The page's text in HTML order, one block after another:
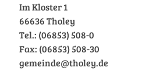
Im Kloster 1
66636 Tholey
Tel.: (06853) 508-0
Fax: (06853) 508-30
gemeinde@tholey.de